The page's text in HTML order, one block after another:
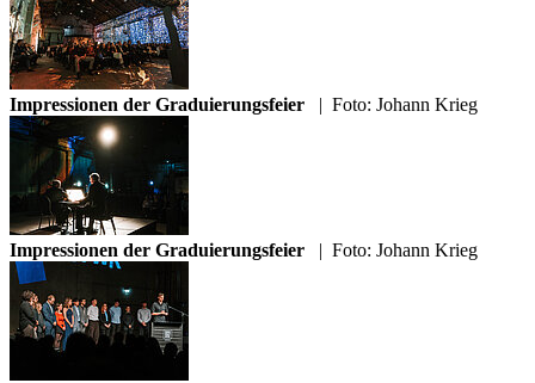
Impressionen der Graduierungsfeier | Foto: Johann Krieg
Impressionen der Graduierungsfeier | Foto: Johann Krieg